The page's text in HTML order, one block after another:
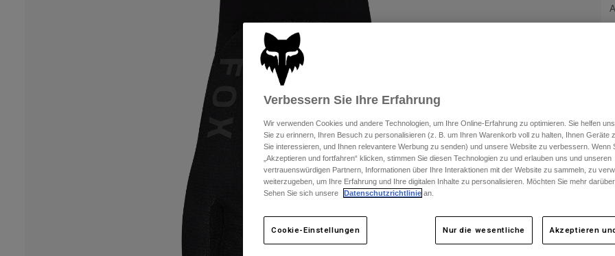
Verbessern Sie Ihre Erfahrung
Wir verwenden Cookies und andere Technologien, um Ihre Online-Erfahrung zu optimieren. Sie helfen
Sie zu erinnern, Ihren Besuch zu personalisieren (z. B. um Ihren Warenkorb voll zu halten, Ihnen Geräte
Sie interessieren, und Ihnen relevantere Werbung zu senden) und unsere Website zu verbessern. Wenn
„Akzeptieren und fortfahren“ klicken, stimmen Sie diesen Technologien zu und erlauben uns und unseren
vertrauenswürdigen Partnern, Informationen über Ihre Interaktionen mit der Website zu sammeln, zu
weiterzugeben, um Ihre Erfahrung und Ihre digitalen Inhalte zu personalisieren. Möchten Sie mehr
Sehen Sie sich unsere
Datenschutzrichtlinie an.
Cookie-Einstellungen Nur die wesentliche Akzeptieren